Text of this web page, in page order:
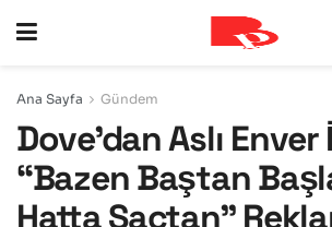
Ana Sayfa Gündem
Dove’dan Aslı Enver
“Bazen Baştan
Hatta Saçtan”